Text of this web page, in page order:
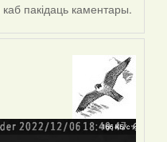
каб пакідаць каментары.